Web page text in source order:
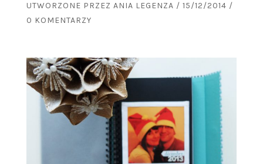
UTWORZONE PRZEZ ANIA LEGENZA / 15/12/2014 /
0 KOMENTARZY